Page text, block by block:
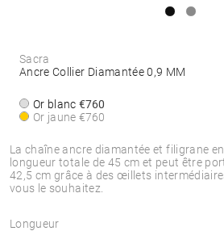
La chaîne ancre diamantée et filigrane
longueur totale de 45 cm et peut être
42,5 cm grâce à des œillets
vous le souhaitez.
Sacra
Ancre Collier Diamantée 0,9 MM
Or blanc€760
Or jaune€760
Longueur